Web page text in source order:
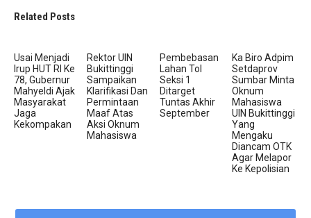
Related Posts
Usai Menjadi
Irup HUT RI Ke
78, Gubernur
Mahyeldi Ajak
Masyarakat
Jaga
Kekompakan
Rektor UIN
Bukittinggi
Sampaikan
Klarifikasi Dan
Permintaan
Maaf Atas
Aksi Oknum
Mahasiswa
Pembebasan
Lahan Tol
Seksi 1
Ditarget
Tuntas Akhir
September
Ka Biro Adpim
Setdaprov
Sumbar Minta
Oknum
Mahasiswa
UIN Bukittinggi
Yang
Mengaku
Diancam OTK
Agar Melapor
Ke Kepolisian